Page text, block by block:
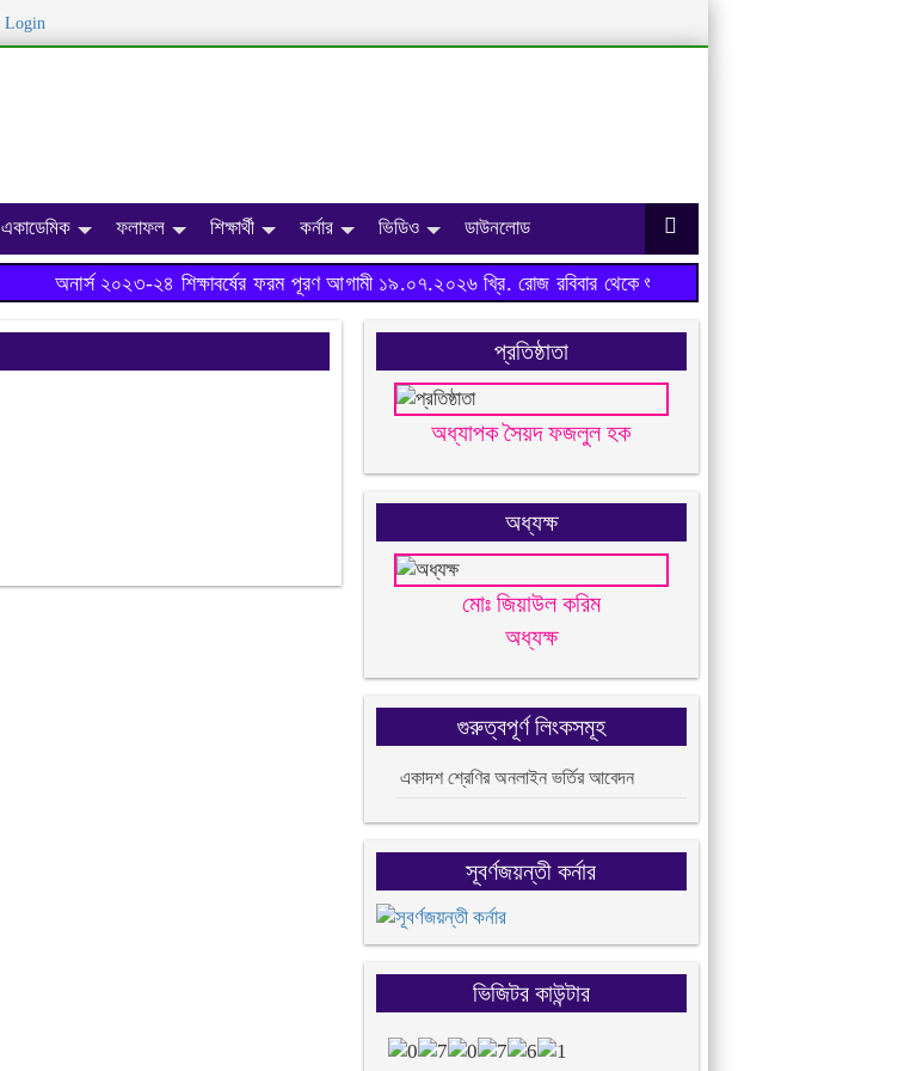
Login
একাডেমিক ফলাফল শিক্ষার্থী কর্নার ভিডিও ডাউনলোড
অনার্স ২০২৩-২৪ শিক্ষাবর্ষের ফরম পূরণ আগামী ১৯.০৭.২০২৬ খ্রি. রোজ রবিবার থেকে শুরু হবে।
প্রতিষ্ঠাতা
অধ্যাপক সৈয়দ ফজলুল হক
অধ্যক্ষ
মোঃ জিয়াউল করিম
অধ্যক্ষ
গুরুত্বপূর্ণ লিংকসমূহ
একাদশ শ্রেণির অনলাইন ভর্তির আবেদন
সূবর্ণজয়ন্তী কর্নার
ভিজিটর কাউন্টার